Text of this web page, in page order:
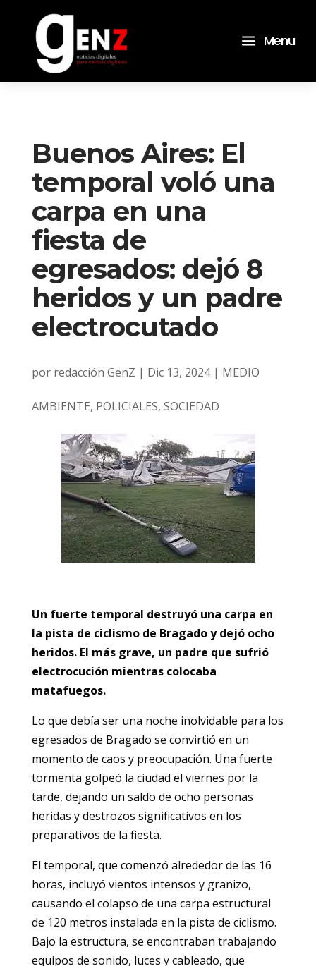
a Menu
Buenos Aires: El
temporal voló una
carpa en una
fiesta de
egresados: dejó 8
heridos y un padre
electrocutado
por redacción GenZ | Dic 13, 2024| MEDIO
AMBIENTE, POLICIALES, SOCIEDAD
Un fuerte temporal destruyó una carpa en
la pista de ciclismo de Bragado y dejó ocho
heridos. El más grave, un padre que sufrió
electrocución mientras colocaba
matafuegos.
Lo que debía ser una noche inolvidable para los
egresados de Bragado se convirtió en un
momento de caos y preocupación. Una fuerte
tormenta golpeó la ciudad el viernes por la
tarde, dejando un saldo de ocho personas
heridas y destrozos significativos en los
preparativos de la fiesta.
El temporal, que comenzó alrededor de las 16
horas, incluyó vientos intensos y granizo,
causando el colapso de una carpa estructural
de 120 metros instalada en la pista de ciclismo.
Bajo la estructura, se encontraban trabajando
equipos de sonido, luces y cableado, que